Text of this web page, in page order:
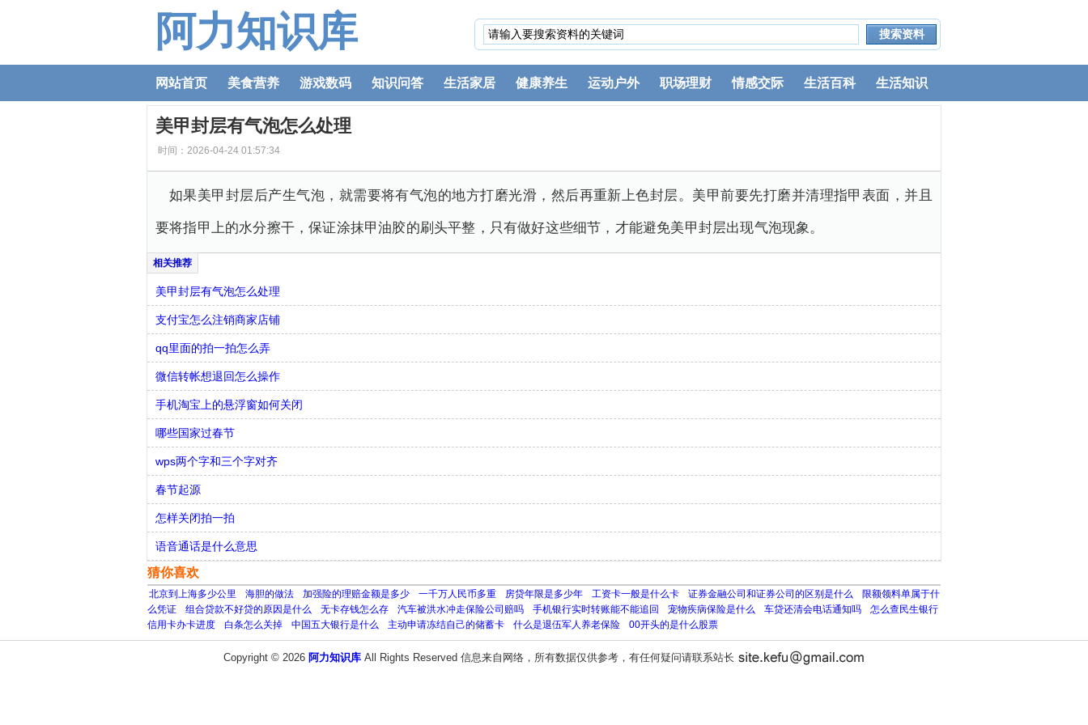
阿力知识库
网站首页 美食营养 游戏数码 知识问答 生活家居 健康养生 运动户外 职场理财 情感交际 生活百科 生活知识
美甲封层有气泡怎么处理
时间：2026-04-24 01:57:34
如果美甲封层后产生气泡，就需要将有气泡的地方打磨光滑，然后再重新上色封层。美甲前要先打磨并清理指甲表面，并且
要将指甲上的水分擦干，保证涂抹甲油胶的刷头平整，只有做好这些细节，才能避免美甲封层出现气泡现象。
美甲封层有气泡怎么处理
支付宝怎么注销商家店铺
qq里面的拍一拍怎么弄
微信转帐想退回怎么操作
手机淘宝上的悬浮窗如何关闭
哪些国家过春节
wps两个字和三个字对齐
春节起源
怎样关闭拍一拍
语音通话是什么意思
猜你喜欢
北京到上海多少公里 海胆的做法 加强险的理赔金额是多少 一千万人民币多重 房贷年限是多少年 工资卡一般是什么卡 证券金融公司和证券公司的区别是什么
限额领料单属于什
么凭证
组合贷款不好贷的原因是什么 无卡存钱怎么存 汽车被洪水冲走保险公司赔吗 手机银行实时转账能不能追回 宠物疾病保险是什么 车贷还清会电话通知吗
怎么查民生银行
信用卡办卡进度
白条怎么关掉 中国五大银行是什么 主动申请冻结自己的储蓄卡 什么是退伍军人养老保险 00开头的是什么股票
Copyright © 2026 阿力知识库All Rights Reserved 信息来自网络，所有数据仅供参考，有任何疑问请联系站长